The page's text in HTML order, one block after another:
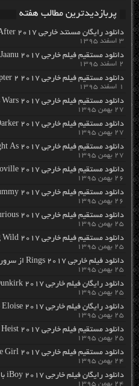
پربازدیدترین مطالب هفته
دانلود رایگان مسنتد خارجی Britney Ever After 2017 با لینک مستقیم
۳ اسفند ۱۳۹۵
دانلود مستقیم فیلم خارجی OK Jaanu 2017 از سرور سایت
۲ اسفند ۱۳۹۵
دانلود مستقیم فیلم خارجی John Wick: Chapter 2 2017 از سرور سایت
۱ اسفند ۱۳۹۵
دانلود مستقیم فیلم خارجی Cross Wars 2017 از سرور سایت
۲۷ بهمن ۱۳۹۵
دانلود مستقیم فیلم خارجی Fifty Shades Darker 2017 از سرور سایت
۲۷ بهمن ۱۳۹۵
دانلود مستقیم فیلم خارجی From Straight As 2017 از سرور سایت
۲۷ بهمن ۱۳۹۵
دانلود مستقیم فیلم خارجی Zeroville 2017 از سرور سایت
۲۶ بهمن ۱۳۹۵
دانلود مستقیم فیلم خارجی The Mummy 2017 از سرور سایت
۲۶ بهمن ۱۳۹۵
دانلود مستقیم فیلم خارجی The Fate of the Furious 2017 از سرور سایت
۲۵ بهمن ۱۳۹۵
دانلود مستقیم فیلم خارجی Running Wild 2017 از سرور سایت
۲۵ بهمن ۱۳۹۵
دانلود فیلم خارجی Rings 2017 از سرور سایت
۲۵ بهمن ۱۳۹۵
دانلود رایگان فیلم خارجی Dunkirk 2017 با لینک مستقیم
۲۵ بهمن ۱۳۹۵
دانلود رایگان فیلم خارجی Eloise 2017 با لینک مستقیم
۲۵ بهمن ۱۳۹۵
دانلود مستقیم فیلم خارجی Essex Heist 2017 از سرور سایت
۲۵ بهمن ۱۳۹۵
دانلود مستقیم فیلم خارجی Get the Girl 2017 از سرور سایت
۲۴ بهمن ۱۳۹۵
دانلود رایگان فیلم خارجی iBoy 2017 با لینک مستقیم
۲۴ بهمن ۱۳۹۵